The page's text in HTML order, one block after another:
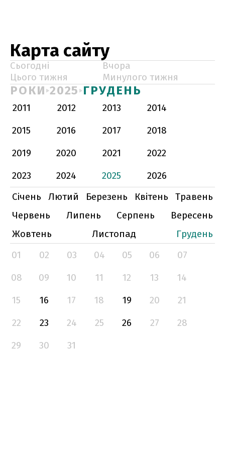
Карта сайту
Сьогодні
Вчора
Цього тижня
Минулого тижня
РОКИ 2025 ГРУДЕНЬ
2011 2012 2013
2014
2015
2016 2017
2018
2019
2020 2021
2022
2023
2024 2025
2026
Січень
Лютий Березень Квітень
Травень
Червень
Липень Серпень
Вересень
Жовтень
Листопад
Грудень
01
02 03 04 05 06
07
08
09 10 11 12 13
14
15
16 17 18 19 20
21
22
23 24 25 26 27
28
29
30 31